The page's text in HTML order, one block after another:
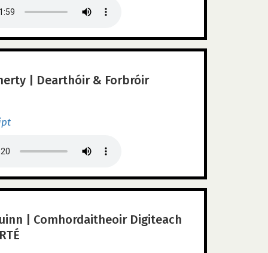
| Dearthóir & Forbróir
| Comhordaitheoir Digiteach